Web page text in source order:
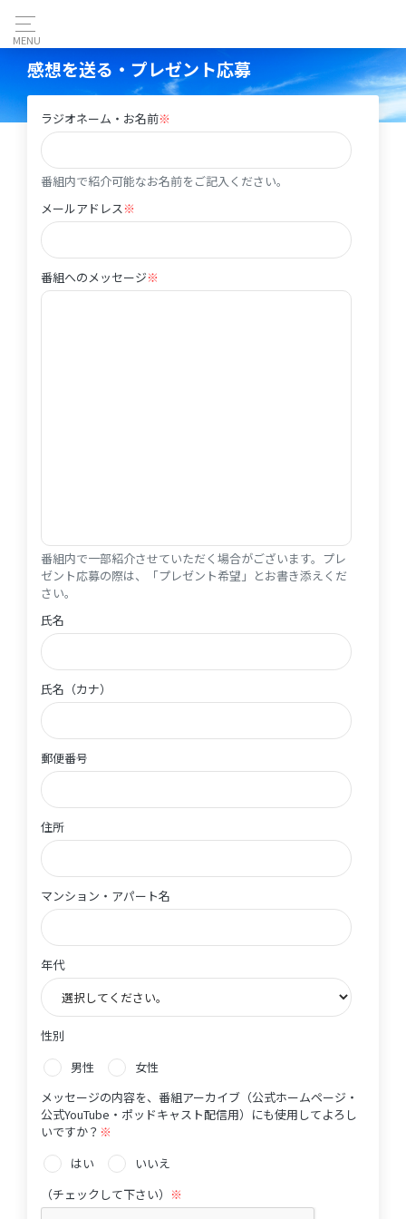
MENU
感想を送る・プレゼント応募
ラジオネーム・お名前※
ラジオネーム・お名前
番組内で紹介可能なお名前をご記入ください。
メールアドレス※
メールアドレス
番組へのメッセージ※
番組へのメッセージ
番組内で一部紹介させていただく場合がございます。プレ
ゼント応募の際は、「プレゼント希望」とお書き添えくだ
さい。
氏名
氏名
氏名（カナ）
氏名（カナ）
郵便番号
郵便番号
住所
住所
マンション・アパート名
マンション・アパート名
年代
年代
性別
性別
男性
女性
メッセージの内容を、番組アーカイブ（公式ホームページ・
公式YouTube・ポッドキャスト配信用）にも使用してよろし
いですか？ ※
性別
はい
いいえ
（チェックして下さい） ※
（チェックして下さい）